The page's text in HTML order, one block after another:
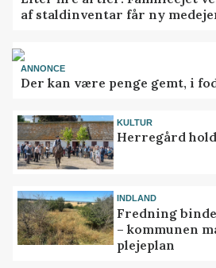
af staldinventar får ny
ANNONCE
Der kan være penge gemt, i
KULTUR
Herregård
INDLAND
Fredning
– kommunen
plejeplan